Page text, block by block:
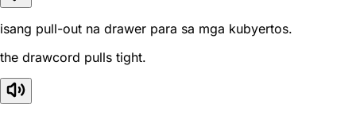
isang pull-out na drawer para sa mga kubyertos.
the drawcord pulls tight.